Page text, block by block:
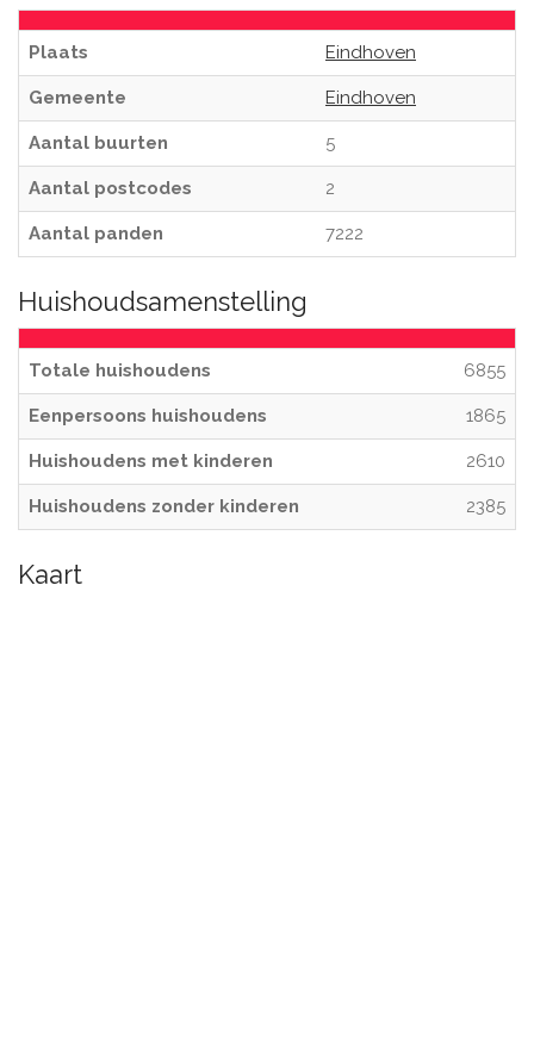
Plaats Eindhoven
Gemeente Eindhoven
Aantal buurten 5
Aantal postcodes 2
Aantal panden 7222
Huishoudsamenstelling
Totale huishoudens 6855
Eenpersoons huishoudens 1865
Huishoudens met kinderen 2610
Huishoudens zonder kinderen 2385
Kaart